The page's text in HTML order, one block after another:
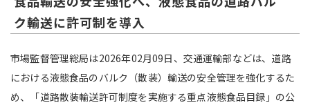
ク輸送に許可制を導入
市場監督管理総局は2026年02月09日、交通運輸部などは、道路
における液態食品のバルク（散装）輸送の安全管理を強化するた
め、「道路散装輸送許可制度を実施する重点液態食品目録」の公